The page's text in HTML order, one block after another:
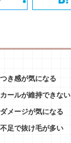
き感が気になる
ールが維持できない
メージが気になる
足で抜け毛が多い